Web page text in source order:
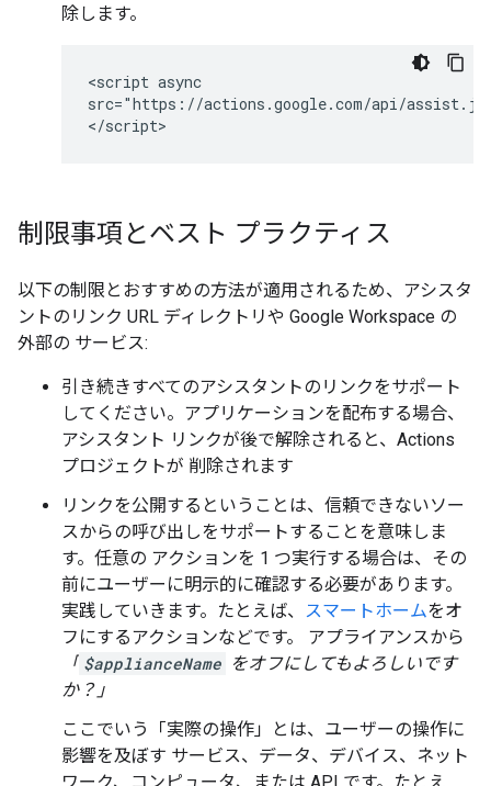
除します。
<script async
src="https://actions.google.com/api/
制限事項とベスト プラクティス
以下の制限とおすすめの方法が適用されるため、アシスタ
ントのリンク URL ディレクトリや Google Workspace の
外部の サービス:
引き続きすべてのアシスタントのリンクをサポート
してください。アプリケーションを配布する場合、
アシスタント リンクが後で解除されると、Actions
プロジェクトが 削除されます
リンクを公開するということは、信頼できないソー
スからの呼び出しをサポートすることを意味しま
す。任意の アクションを 1 つ実行する場合は、その
前にユーザーに明示的に確認する必要があります。
実践していきます。たとえば、 スマートホームをオ
フにするアクションなどです。 アプライアンスから
「 $applianceName をオフにしてもよろしいです
か？」
ここでいう「実際の操作」
とは、ユーザーの操作に
影響を及ぼす サービス、データ、デバイス、ネット